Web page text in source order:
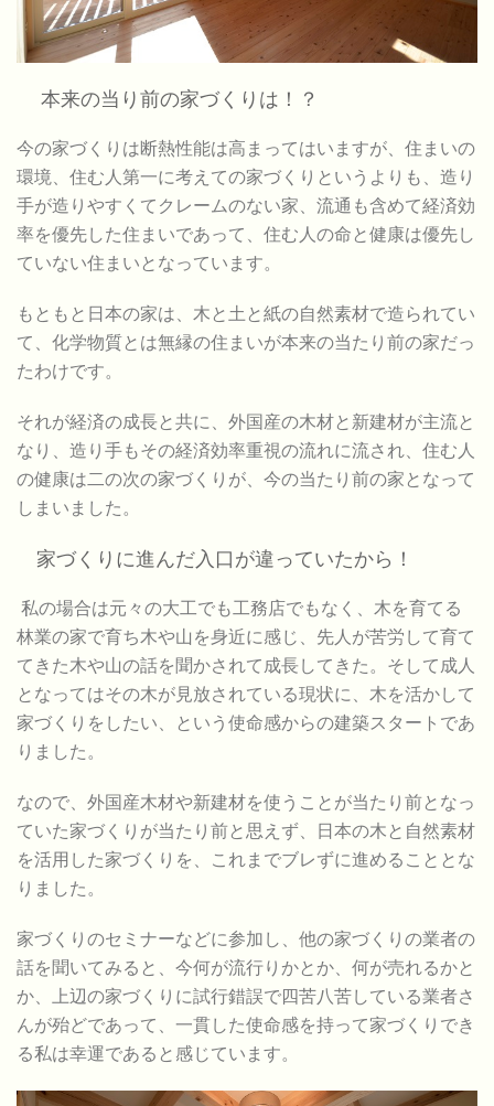
本来の当り前の家づくりは！？
今の家づくりは断熱性能は高まってはいますが、住まいの
環境、住む人第一に考えての家づくりというよりも、造り
手が造りやすくてクレームのない家、流通も含めて経済効
率を優先した住まいであって、住む人の命と健康は優先し
ていない住まいとなっています。
もともと日本の家は、木と土と紙の自然素材で造られてい
て、化学物質とは無縁の住まいが本来の当たり前の家だっ
たわけです。
それが経済の成長と共に、外国産の木材と新建材が主流と
なり、造り手もその経済効率重視の流れに流され、住む人
の健康は二の次の家づくりが、今の当たり前の家となって
しまいました。
家づくりに進んだ入口が違っていたから！
私の場合は元々の大工でも工務店でもなく、木を育てる
林業の家で育ち木や山を身近に感じ、先人が苦労して育て
てきた木や山の話を聞かされて成長してきた。そして成人
となってはその木が見放されている現状に、木を活かして
家づくりをしたい、という使命感からの建築スタートであ
りました。
なので、外国産木材や新建材を使うことが当たり前となっ
ていた家づくりが当たり前と思えず、日本の木と自然素材
を活用した家づくりを、これまでブレずに進めることとな
りました。
家づくりのセミナーなどに参加し、他の家づくりの業者の
話を聞いてみると、今何が流行りかとか、何が売れるかと
か、上辺の家づくりに試行錯誤で四苦八苦している業者さ
んが殆どであって、一貫した使命感を持って家づくりでき
る私は幸運であると感じています。